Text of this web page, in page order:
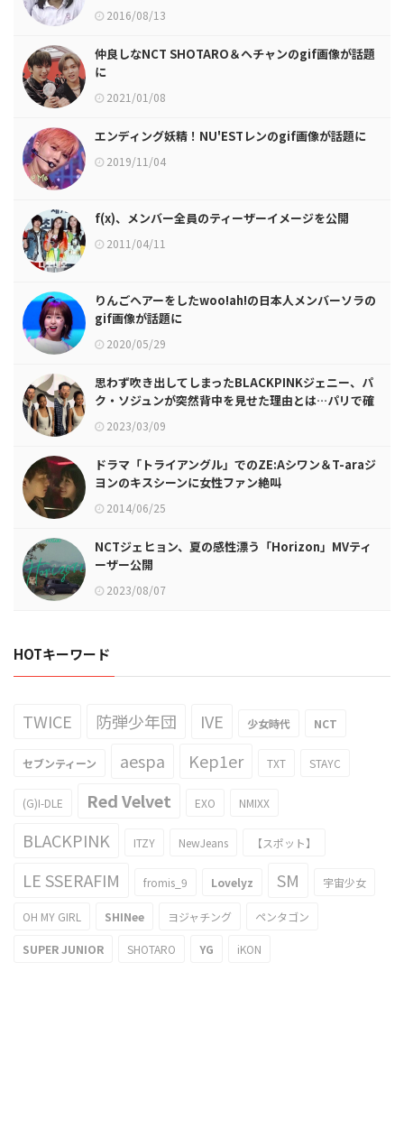
2016/08/13
仲良しなNCT SHOTARO＆ヘチャンのgif画像が話題
に
2021/01/08
エンディング妖精！NU'ESTレンのgif画像が話題に
2019/11/04
f(x)、メンバー全員のティーザーイメージを公開
2011/04/11
りんごヘアーをしたwoo!ah!の日本人メンバーソラの
gif画像が話題に
2020/05/29
思わず吹き出してしまったBLACKPINKジェニー、パ
ク・ソジュンが突然背中を見せた理由とは…パリで確
認されたツーショットが話題に
2023/03/09
ドラマ「トライアングル」でのZE:Aシワン＆T-araジ
ヨンのキスシーンに女性ファン絶叫
2014/06/25
NCTジェヒョン、夏の感性漂う「Horizon」MVティ
ーザー公開
2023/08/07
HOTキーワード
TWICE 防弾少年団 IVE 少女時代 NCT
セブンティーン aespa Kep1er TXT STAYC
(G)I-DLE Red Velvet EXO NMIXX
BLACKPINK ITZY NewJeans 【スポット】
LE SSERAFIM fromis_9 Lovelyz SM 宇宙少女
OH MY GIRL SHINee ヨジャチング ペンタゴン
SUPER JUNIOR SHOTARO YG iKON